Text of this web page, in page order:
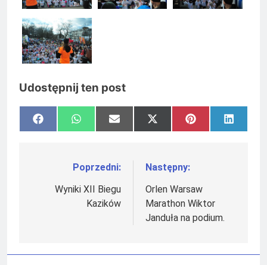
Udostępnij ten post
Share
on
FacebookShare
on
WhatsAppShare
on
Email
Share
on
X
(Twitter)
Share
on
PinterestShare
on
Nawigacja
wpisu
Poprzedni:
Wyniki XII Biegu
Kazików
Następny:
Orlen Warsaw
Marathon Wiktor
Janduła na podium.